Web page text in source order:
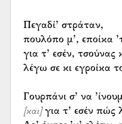
Πεγαδί’ στράταν,
πουλόπο μ’, εποίκα
για τ’ εσέν, τσούνας
λέγω σε κι εγροίκα
[και]για τ’ εσέν πώς